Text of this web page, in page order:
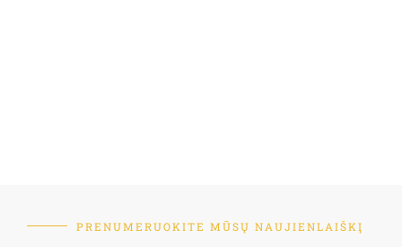
PRENUMERUOKITE MŪSŲ NAUJIENLAIŠKĮ